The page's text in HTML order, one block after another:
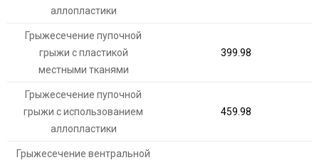
аллопластики
Грыжесечение пупочной
грыжи с пластикой
местными тканями
399.98
Грыжесечение пупочной
грыжи с использованием
аллопластики
459.98
Грыжесечение вентральной